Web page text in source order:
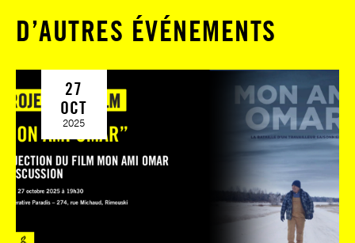
D’AUTRES ÉVÉNEMENTS
27
OCT
2025